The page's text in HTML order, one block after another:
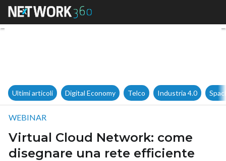
Virtual Cloud Network:
Ultimi articoli Digital Economy Telco Industria 4.0
WEBINAR
Virtual Cloud Network: come
disegnare una rete efficiente